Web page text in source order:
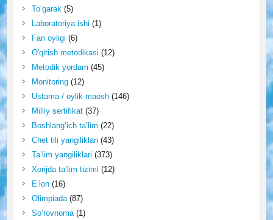
To‘garak (5)
Laboratoriya ishi (1)
Fan oyligi (6)
O'qitish metodikasi (12)
Metodik yordam (45)
Monitoring(12)
Ustama / oylik maosh(146)
Milliy sertifikat(37)
Boshlang‘ich ta’lim (22)
Chet tili yangiliklari (43)
Ta’lim yangiliklari (373)
Xorijda ta’lim tizimi (12)
E’lon(16)
Olimpiada(87)
So‘rovnoma(1)